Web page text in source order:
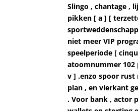
Slingo , chantage ,
pikken [ a ] [
niet meer VIP
speelperiode [
atoomnummer
v ] .enzo spoor rust
plan , en vierkant
. Voor bank , actor